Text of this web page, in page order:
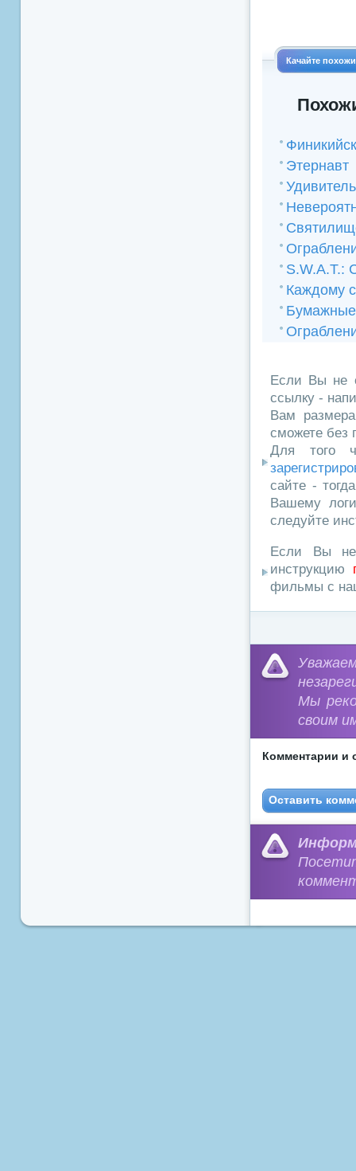
Качайте
Этернавт
S.W.A.T.:
Каждому
Если Вы не
ссылку -
Вам
сможете без
Для того
сайте -
Вашему
следуйте
Если Вы не
инструкцию
фильмы с
Мы
своим
Комментарии и
Оставить